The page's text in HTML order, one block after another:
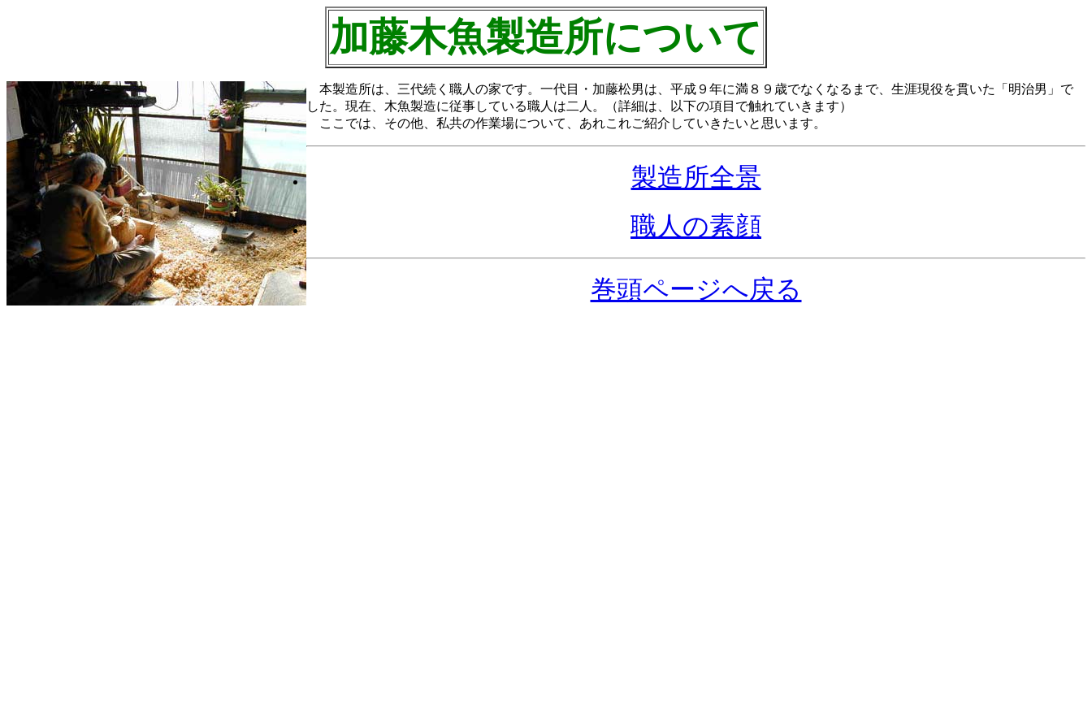
加藤木魚製造所について
本製造所は、三代続く職人の家です。一代目・加藤松男は、平成９年に満８９歳でなくなるまで、生涯現役を貫いた「明治男」で
した。現在、木魚製造に従事している職人は二人。（詳細は、以下の項目で触れていきます）
ここでは、その他、私共の作業場について、あれこれご紹介していきたいと思います。
製造所全景
職人の素顔
巻頭ページへ戻る